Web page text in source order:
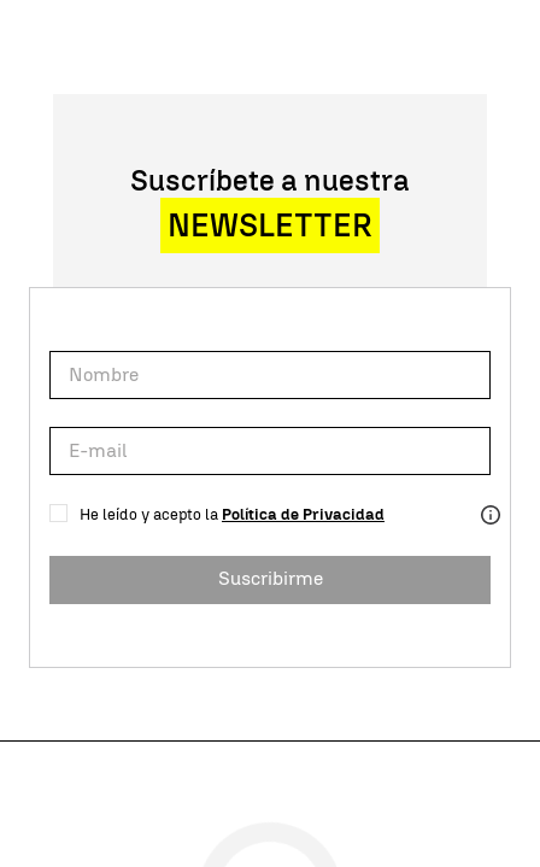
Suscríbete a nuestra
NEWSLETTER
He leído y acepto la Política de Privacidad
Suscribirme